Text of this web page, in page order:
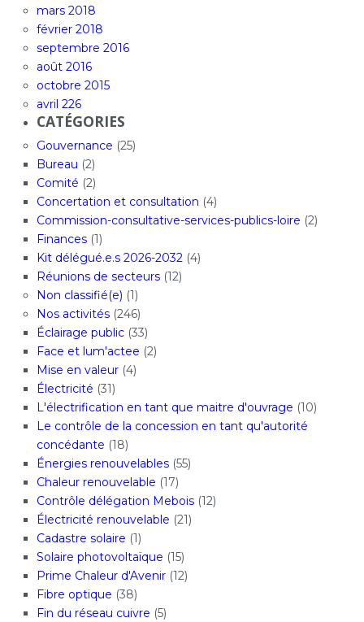
mars 2018
février 2018
septembre 2016
août 2016
octobre 2015
avril 226
CATÉGORIES
Gouvernance (25)
Bureau (2)
Comité (2)
Concertation et consultation (4)
Commission-consultative-services-publics-loire (2)
Finances(1)
Kit délégué.e.s 2026-2032(4)
Réunions de secteurs(12)
Non classifié(e) (1)
Nos activités(246)
Éclairage public(33)
Face et lum'actee (2)
Mise en valeur(4)
Électricité (31)
L'électrification en tant que maitre d'ouvrage (10)
Le contrôle de la concession en tant qu'autorité
concédante (18)
Énergies renouvelables(55)
Chaleur renouvelable (17)
Contrôle délégation Mebois(12)
Électricité renouvelable (21)
Cadastre solaire (1)
Solaire photovoltaïque (15)
Prime Chaleur d'Avenir(12)
Fibre optique (38)
Fin du réseau cuivre (5)